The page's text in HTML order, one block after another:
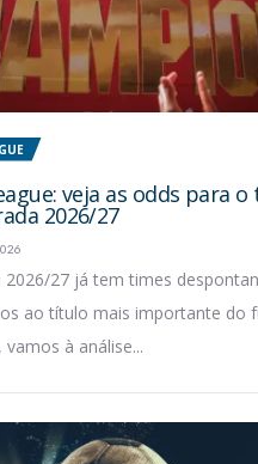
veja as odds para
2026/27
2026/27 já tem times
ao título mais importante do
vamos à análise...